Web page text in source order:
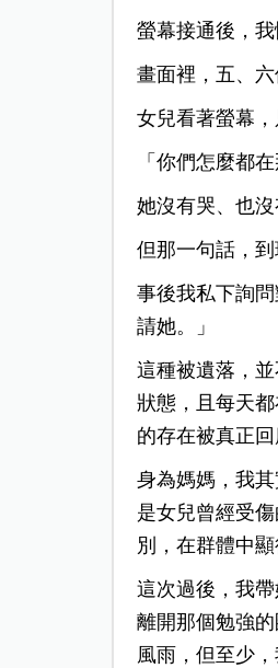
螢幕接通後，我
畫面裡，五、
女兒看著螢幕，
「 你們怎麼都在
她沒有哭、也
但那一句話，
事後我私下詢
請她。
」
這種被遺落，
狀態，且每天
的存在被真正回
身為媽媽，我
是女兒曾經受傷
別，在群體中顯
這次過後，我
離開那個勉強
風雨，但至少